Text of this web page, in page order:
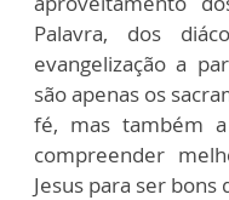
Palavra, dos
evangelização a
são apenas os
fé, mas também
compreender
Jesus para ser bons